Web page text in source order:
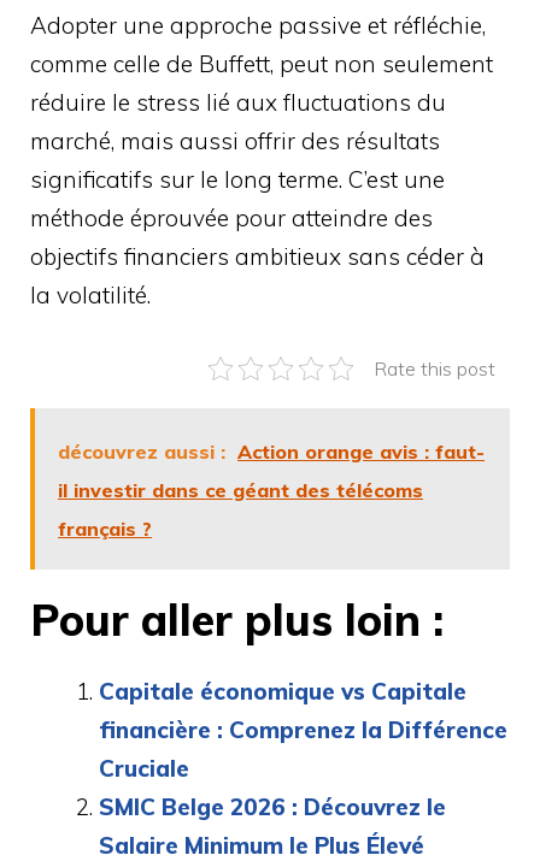
Adopter une approche passive et réfléchie,
comme celle de Buffett, peut non seulement
réduire le stress lié aux fluctuations du
marché, mais aussi offrir des résultats
significatifs sur le long terme. C’est une
méthode éprouvée pour atteindre des
objectifs financiers ambitieux sans céder à
la volatilité.
Rate this post
découvrez aussi : Action orange avis : faut-
il investir dans ce géant des télécoms
français ?
Pour aller plus loin :
Capitale économique vs Capitale
financière : Comprenez la Différence
Cruciale
SMIC Belge 2026 : Découvrez le
Salaire Minimum le Plus Élevé